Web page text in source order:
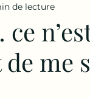
fortes
de
de lecture